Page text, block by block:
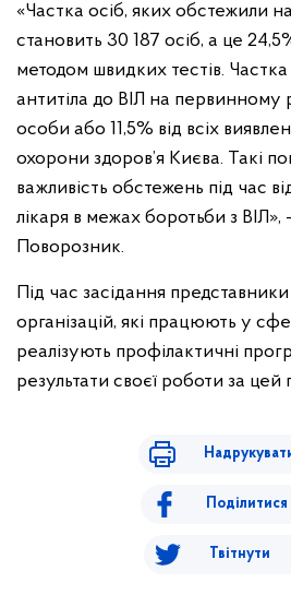
«Частка осіб, яких обстежили
становить 30 187 осіб, а це
методом швидких тестів.
антитіла до ВІЛ на первинному
особи або 11,5% від всіх
охорони здоров’я Києва. Такі
важливість обстежень під час
лікаря в межах боротьби з
Поворозник.
Під час засідання
організацій, які працюють у
реалізують профілактичні
результати своєї роботи за цей
Поділитися
Твітнути